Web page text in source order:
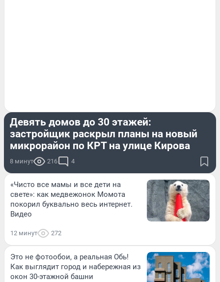
Девять домов до 30 этажей:
застройщик раскрыл планы на новый
микрорайон по КРТ на улице Кирова
8 минут 216 4
«Чисто все мамы и все дети на
свете»: как медвежонок Момота
покорил буквально весь интернет.
Видео
12 минут 272
Это не фотообои, а реальная Обь!
Как выглядит город и набережная из
окон 30-этажной башни